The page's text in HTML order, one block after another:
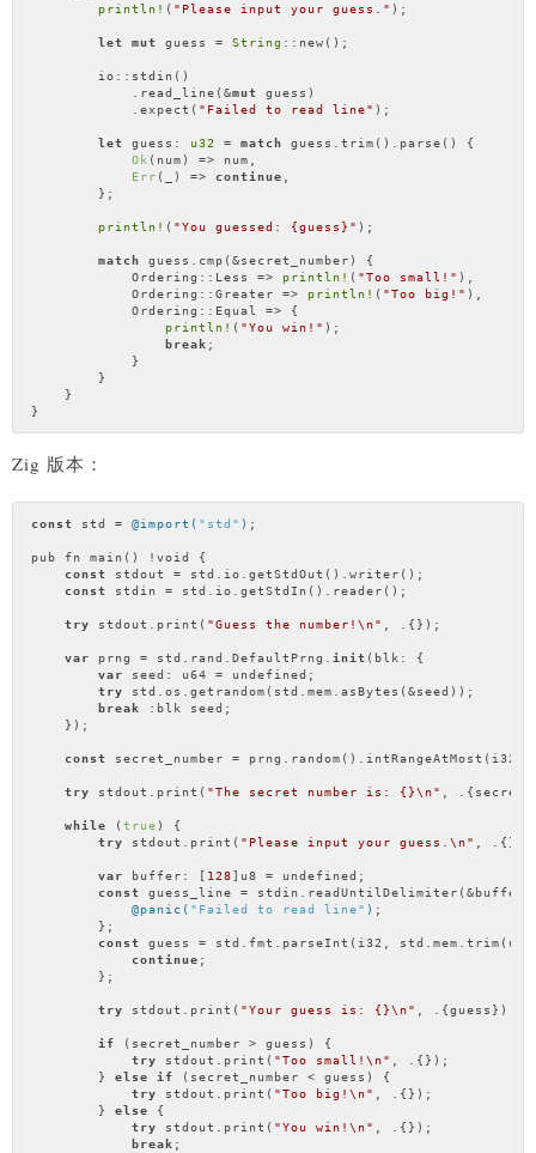
println! ( "Please input your guess." );
let mut guess = String ::new();
        io::stdin()
            .read_line(&
mut guess)
            .expect(
"Failed to read line" );
let guess: u32 = match guess.trim().parse() {
Ok (num) => num,
Err (_) => continue
        };
println! ( "You guessed: {guess}" );
match guess.cmp(&secret_number) {
            Ordering::Less =>
println! ( "Too small!" ),
            Ordering::Greater =>
println! ( "Too big!" ),
            Ordering::Equal => {
println! ( "You win!" );
break ;
            }
        }
    }
Zig 版本：
const std = @import( "std" ) ;
pub fn main() !void {
const stdout = std.io.getStdOut().writer();
const stdin = std.io.getStdIn().reader();
try stdout.print( "Guess the number!\n" , .{});
var prng = std.rand.DefaultPrng. init (blk: {
var seed: u64 = undefined;
try std.os.getrandom(std.mem.asBytes(&seed));
break :blk seed;
    });
const secret_number = prng.random().intRangeAtMost(i32,
try stdout.print( "The secret number is: {}\n" ,
while ( true ) {
try stdout.print( "Please input your guess.\n" , .{});
var buffer: [ 128]u8 = undefined;
const guess_line =
@panic( "Failed to read line" ) ;
        };
const guess = std.fmt.parseInt(i32,
continue ;
        };
try stdout.print( "Your guess is: {}\n" , .{guess});
if (secret_number > guess) {
try stdout.print( "Too small!\n" , .{});
        }
else if (secret_number < guess) {
try stdout.print( "Too big!\n" , .{});
        }
else {
try stdout.print( "You win!\n" , .{});
break ;